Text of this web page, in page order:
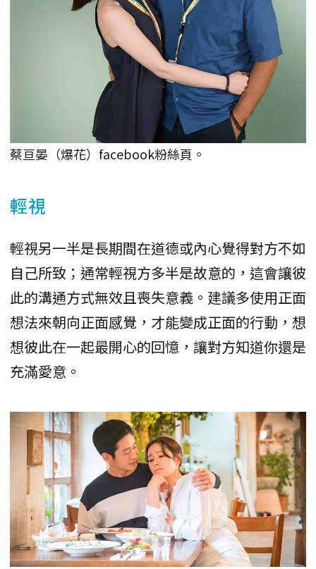
蔡亘晏（爆花）facebook粉絲頁。
輕視
輕視另一半是長期間在道德或內心覺得對方不如
自己所致；通常輕視方多半是故意的，這會讓彼
此的溝通方式無效且喪失意義。建議多使用正面
想法來朝向正面感覺，才能變成正面的行動，想
想彼此在一起最開心的回憶，讓對方知道你還是
充滿愛意。